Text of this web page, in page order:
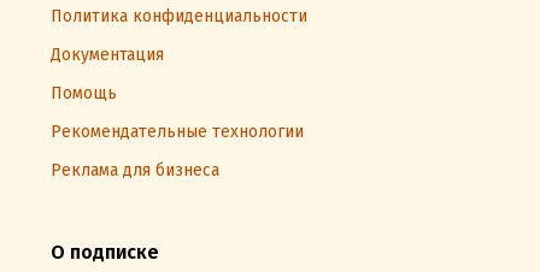
Политика конфиденциальности
Документация
Помощь
Рекомендательные технологии
Реклама для бизнеса
О подписке